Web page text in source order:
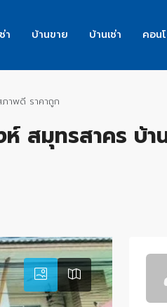
า บ้านขาย บ้านเช่า คอน
าพดี ราคาถูก
ห์ สมุทรสาคร บ้